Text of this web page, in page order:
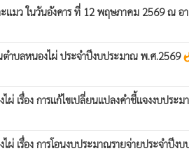
มว ในวันอังคาร ที่ 12 พฤษภาคม 2569 ณ อ
บลหนองไผ่ ประจำปีงบประมาณ พ.ศ.2569
ผ่ เรื่อง การแก้ไขเปลี่ยนแปลงคำชี้แจงงบปร
ผ่ เรื่อง การโอนงบประมาณรายจ่ายประจำปีง